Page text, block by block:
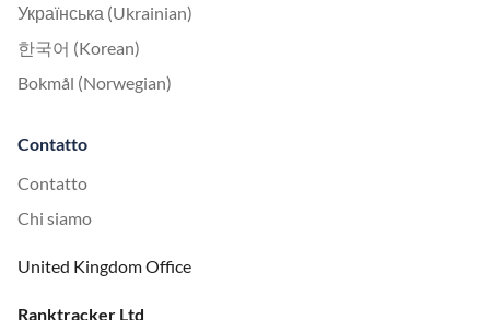
Українська (Ukrainian)
한국어 (Korean)
Bokmål (Norwegian)
Contatto
Contatto
Chi siamo
United Kingdom Office
Ranktracker Ltd